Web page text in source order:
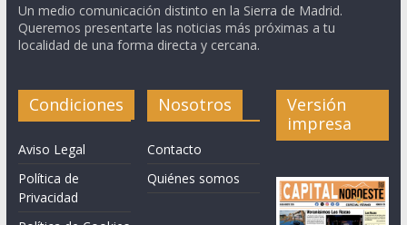
Un medio comunicación distinto en la Sierra de Madrid.
Queremos presentarte las noticias más próximas a tu
localidad de una forma directa y cercana.
Condiciones
Aviso Legal
Política de
Privacidad
Nosotros
Contacto
Quiénes somos
Versión
impresa